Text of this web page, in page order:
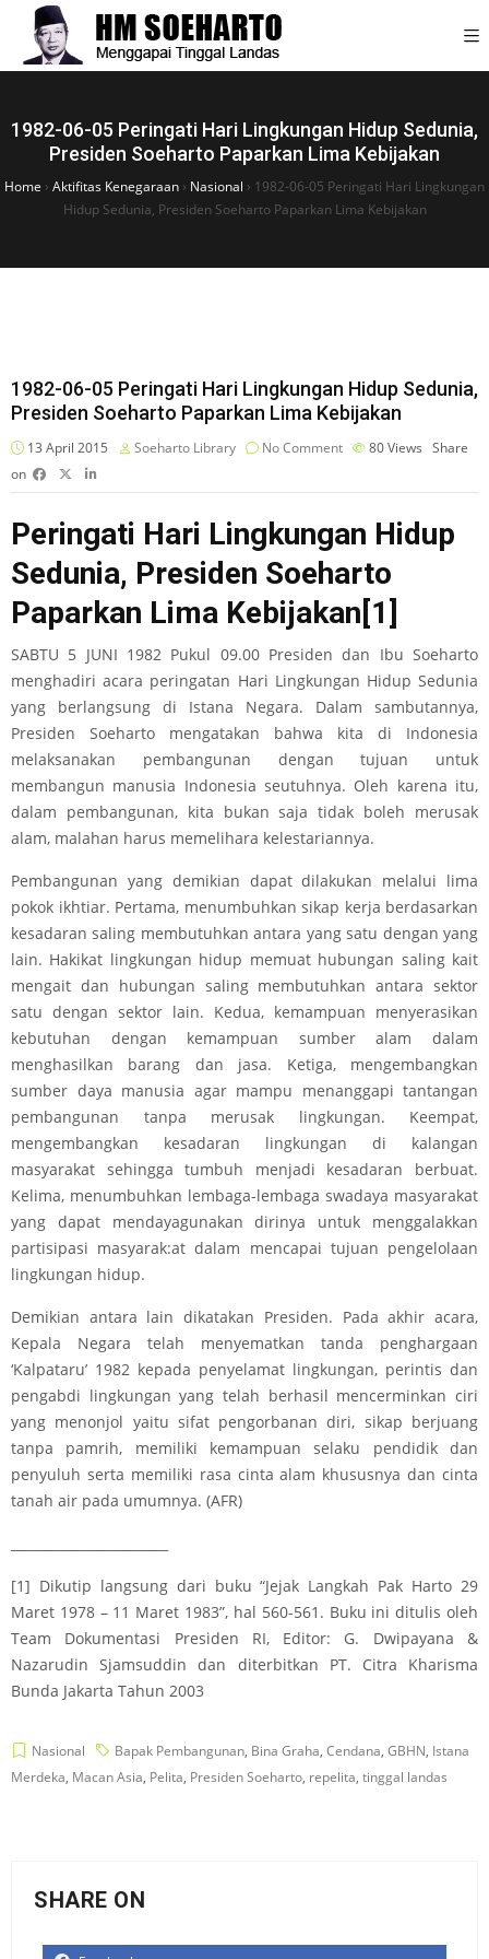
1982-06-05 Peringati Hari Lingkungan Hidup Sedunia,
Presiden Soeharto Paparkan Lima Kebijakan
Home › Aktifitas Kenegaraan › Nasional › 1982-06-05 Peringati Hari Lingkungan
Hidup Sedunia, Presiden Soeharto Paparkan Lima Kebijakan
1982-06-05 Peringati Hari Lingkungan Hidup Sedunia,
Presiden Soeharto Paparkan Lima Kebijakan
13 April 2015 Soeharto Library No Comment 80Views Share
on
Peringati Hari Lingkungan Hidup
Sedunia, Presiden Soeharto
Paparkan Lima Kebijakan [1]
SABTU 5 JUNI 1982 Pukul 09.00 Presiden dan Ibu Soeharto
menghadiri acara peringatan Hari Lingkungan Hidup Sedunia
yang berlangsung di Istana Negara. Dalam sambutannya,
Presiden Soeharto mengatakan bahwa kita di Indonesia
melaksanakan pembangunan dengan tujuan untuk
membangun manusia Indonesia seutuhnya. Oleh karena itu,
dalam pembangunan, kita bukan saja tidak boleh merusak
alam, malahan harus memelihara kelestariannya.
Pembangunan yang demikian dapat dilakukan melalui lima
pokok ikhtiar. Pertama, menumbuhkan sikap kerja berdasarkan
kesadaran saling membutuhkan antara yang satu dengan yang
lain. Hakikat lingkungan hidup memuat hubungan saling kait
mengait dan hubungan saling membutuhkan antara sektor
satu dengan sektor lain. Kedua, kemampuan menyerasikan
kebutuhan dengan kemampuan sumber alam dalam
menghasilkan barang dan jasa. Ketiga, mengembangkan
sumber daya manusia agar mampu menanggapi tantangan
pembangunan tanpa merusak lingkungan. Keempat,
mengembangkan kesadaran lingkungan di kalangan
masyarakat sehingga tumbuh menjadi kesadaran berbuat.
Kelima, menumbuhkan lembaga-lembaga swadaya masyarakat
yang dapat mendayagunakan dirinya untuk menggalakkan
partisipasi masyarak:at dalam mencapai tujuan pengelolaan
lingkungan hidup.
Demikian antara lain dikatakan Presiden. Pada akhir acara,
Kepala Negara telah menyematkan tanda penghargaan
‘Kalpataru’ 1982 kepada penyelamat lingkungan, perintis dan
pengabdi lingkungan yang telah berhasil mencerminkan ciri
yang menonjol yaitu sifat pengorbanan diri, sikap berjuang
tanpa pamrih, memiliki kemampuan selaku pendidik dan
penyuluh serta memiliki rasa cinta alam khususnya dan cinta
tanah air pada umumnya. (AFR)
[1] Dikutip langsung dari buku “Jejak Langkah Pak Harto 29
Maret 1978 – 11 Maret 1983”, hal 560-561. Buku ini ditulis oleh
Team Dokumentasi Presiden RI, Editor: G. Dwipayana &
Nazarudin Sjamsuddin dan diterbitkan PT. Citra Kharisma
Bunda Jakarta Tahun 2003
Nasional Bapak Pembangunan, Bina Graha, Cendana, GBHN, Istana
Merdeka, Macan Asia, Pelita, Presiden Soeharto, repelita, tinggal landas
SHARE ON